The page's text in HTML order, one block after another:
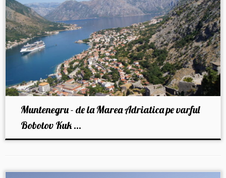
Muntenegru - de la Marea Adriatica pe varful
Bobotov Kuk ...